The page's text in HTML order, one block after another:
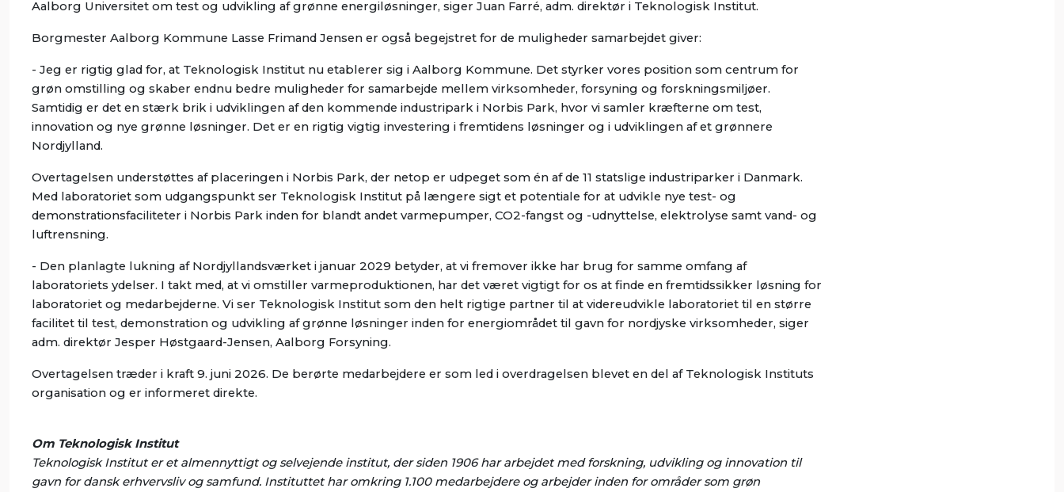
Aalborg Universitet om test og udvikling af grønne energiløsninger, siger Juan Farré, adm. direktør i Teknologisk Institut.
Borgmester Aalborg Kommune Lasse Frimand Jensen er også begejstret for de muligheder samarbejdet giver:
- Jeg er rigtig glad for, at Teknologisk Institut nu etablerer sig i Aalborg Kommune. Det styrker vores position som centrum for
grøn omstilling og skaber endnu bedre muligheder for samarbejde mellem virksomheder, forsyning og forskningsmiljøer.
Samtidig er det en stærk brik i udviklingen af den kommende industripark i Norbis Park, hvor vi samler kræfterne om test,
innovation og nye grønne løsninger. Det er en rigtig vigtig investering i fremtidens løsninger og i udviklingen af et grønnere
Nordjylland.
Overtagelsen understøttes af placeringen i Norbis Park, der netop er udpeget som én af de 11 statslige industriparker i Danmark.
Med laboratoriet som udgangspunkt ser Teknologisk Institut på længere sigt et potentiale for at udvikle nye test- og
demonstrationsfaciliteter i Norbis Park inden for blandt andet varmepumper, CO2-fangst og -udnyttelse, elektrolyse samt vand- og
luftrensning.
- Den planlagte lukning af Nordjyllandsværket i januar 2029 betyder, at vi fremover ikke har brug for samme omfang af
laboratoriets ydelser. I takt med, at vi omstiller varmeproduktionen, har det været vigtigt for os at finde en fremtidssikker løsning for
laboratoriet og medarbejderne. Vi ser Teknologisk Institut som den helt rigtige partner til at videreudvikle laboratoriet til en større
facilitet til test, demonstration og udvikling af grønne løsninger inden for energiområdet til gavn for nordjyske virksomheder, siger
adm. direktør Jesper Høstgaard-Jensen, Aalborg Forsyning.
Overtagelsen træder i kraft 9. juni 2026. De berørte medarbejdere er som led i overdragelsen blevet en del af Teknologisk Instituts
organisation og er informeret direkte.
Om Teknologisk Institut
Teknologisk Institut er et almennyttigt og selvejende institut, der siden 1906 har arbejdet med forskning, udvikling og innovation til
gavn for dansk erhvervsliv og samfund. Instituttet har omkring 1.100 medarbejdere og arbejder inden for områder som grøn